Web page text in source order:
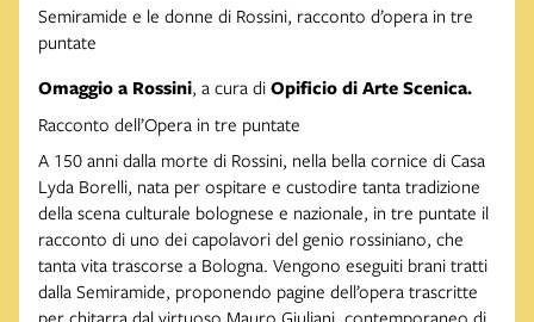
Semiramide e le donne di Rossini, racconto d’opera in tre
puntate
Omaggio a Rossini, a cura di Opificio di Arte Scenica.
Racconto dell’Opera in tre puntate
A 150 anni dalla morte di Rossini, nella bella cornice di Casa
Lyda Borelli, nata per ospitare e custodire tanta tradizione
della scena culturale bolognese e nazionale, in tre puntate il
racconto di uno dei capolavori del genio rossiniano, che
tanta vita trascorse a Bologna. Vengono eseguiti brani tratti
dalla Semiramide, proponendo pagine dell’opera trascritte